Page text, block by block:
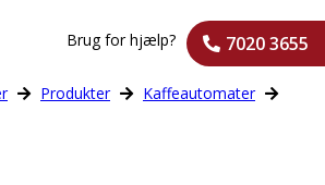
Brug for hjælp? 7020 3655
Produkter
Kaffeautomater